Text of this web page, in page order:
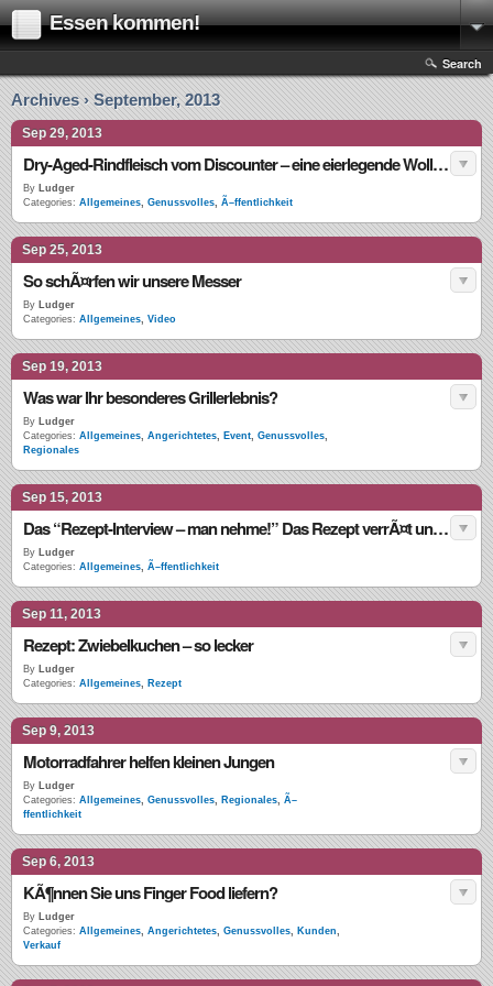
Essen kommen!
Search
Archives › September, 2013
Sep 29, 2013
Dry-Aged-Rindfleisch vom Discounter – eine eierlegende Wollmilchsau?
By Ludger
Categories: Allgemeines, Genussvolles, Ã–ffentlichkeit
Sep 25, 2013
So schÃ¤rfen wir unsere Messer
By Ludger
Categories: Allgemeines, Video
Sep 19, 2013
Was war Ihr besonderes Grillerlebnis?
By Ludger
Categories: Allgemeines, Angerichtetes, Event, Genussvolles,
Regionales
Sep 15, 2013
Das “Rezept-Interview – man nehme!” Das Rezept verrÃ¤t uns: Jens Heim
By Ludger
Categories: Allgemeines, Ã–ffentlichkeit
Sep 11, 2013
Rezept: Zwiebelkuchen – so lecker
By Ludger
Categories: Allgemeines, Rezept
Sep 9, 2013
Motorradfahrer helfen kleinen Jungen
By Ludger
Categories: Allgemeines, Genussvolles, Regionales, Ã–
ffentlichkeit
Sep 6, 2013
KÃ¶nnen Sie uns Finger Food liefern?
By Ludger
Categories: Allgemeines, Angerichtetes, Genussvolles, Kunden,
Verkauf